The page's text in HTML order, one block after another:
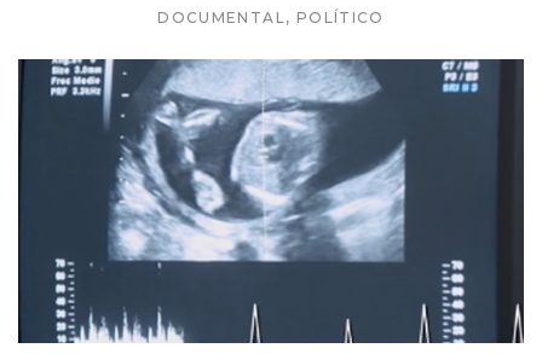
DOCUMENTAL , POLÍTICO